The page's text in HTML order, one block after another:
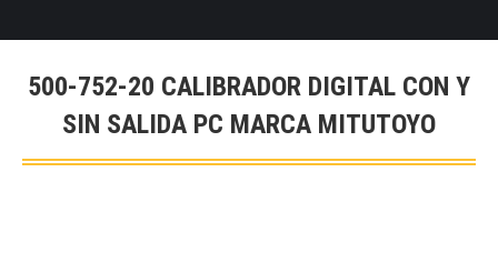
500-752-20 CALIBRADOR DIGITAL CON Y
SIN SALIDA PC MARCA MITUTOYO